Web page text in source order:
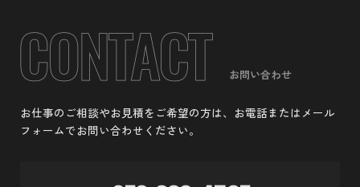
お問い合わせ
お仕事のご相談やお見積をご希望の方は、お電話またはメール
フォームでお問い合わせください。